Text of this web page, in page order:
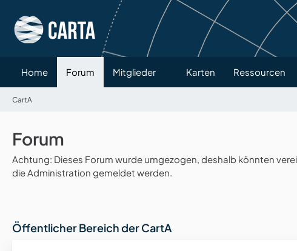
Home Forum Mitglieder Karten Ressourcen
CartA
Forum
Achtung: Dieses Forum wurde umgezogen, deshalb könnten
die Administration gemeldet werden.
Öffentlicher Bereich der CartA